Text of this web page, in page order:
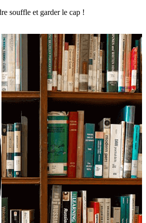
souffle et garder le cap !